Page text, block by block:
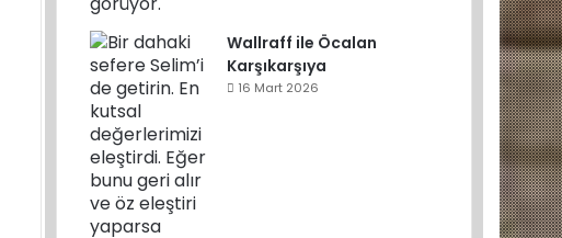
Wallraff ile Öcalan
Karşıkarşıya
16 Mart 2026